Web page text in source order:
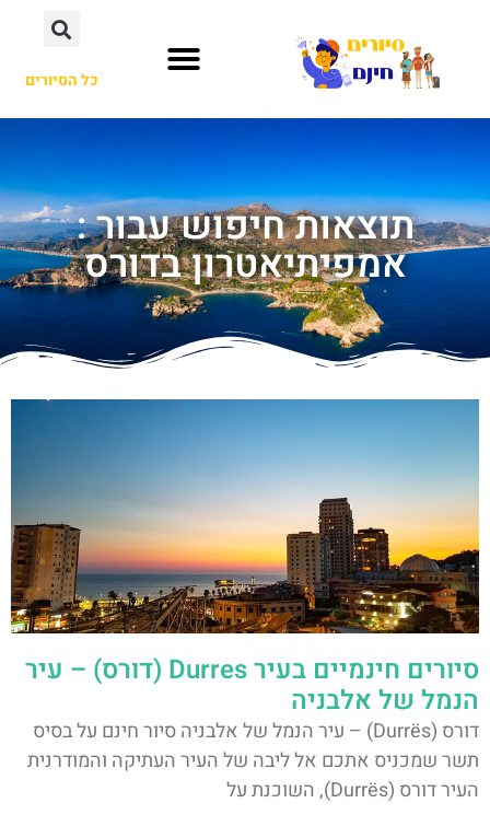
כל הסיורים
תוצאות חיפוש עבור :
אמפיתיאטרון בדורס
סיורים חינמיים בעיר Durres (דורס) – עיר
הנמל של אלבניה
דורס (Durrës) – עיר הנמל של אלבניה סיור חינם על בסיס
תשר שמכניס אתכם אל ליבה של העיר העתיקה והמודרנית
העיר דורס (Durrës), השוכנת על